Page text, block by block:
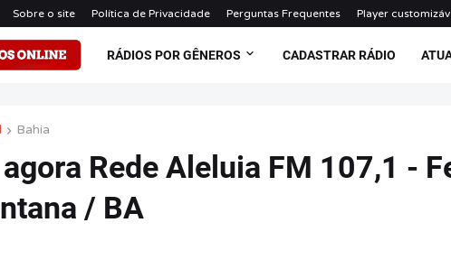
Sobre o site Política de Privacidade Perguntas Frequentes Player
RÁDIOS POR GÊNEROS CADASTRAR RÁDIO
Bahia
Rede Aleluia FM 107,1 -
/ BA